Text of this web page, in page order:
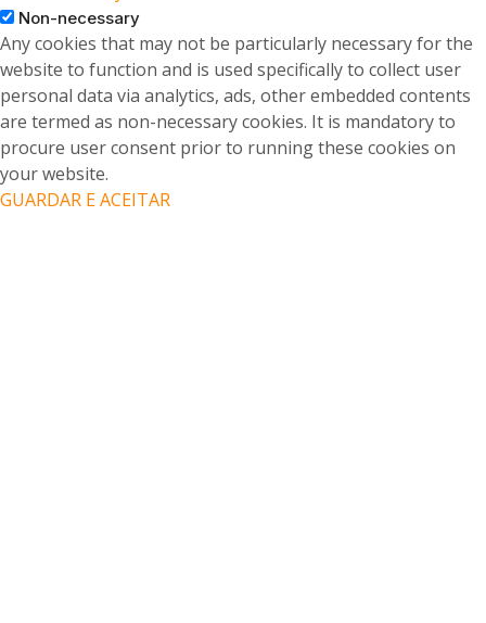
Non-necessary
Any cookies that may not be particularly necessary for the
website to function and is used specifically to collect user
personal data via analytics, ads, other embedded contents
are termed as non-necessary cookies. It is mandatory to
procure user consent prior to running these cookies on
your website.
GUARDAR E ACEITAR